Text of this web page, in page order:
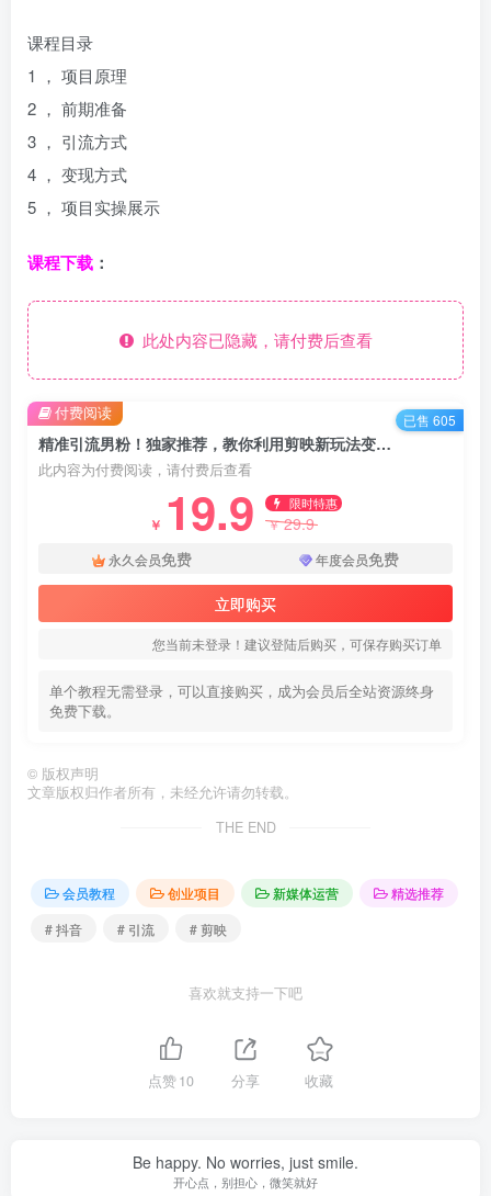
课程目录
1 ， 项目原理
2 ， 前期准备
3 ， 引流方式
4 ， 变现方式
5 ， 项目实操展示
课程下载 ：
此处内容已隐藏，请付费后查看
精准引流男粉！独家推荐，教你利用剪映新玩法变现私域
此内容为付费阅读，请付费后查看
￥ 19.9 限时特惠
￥29.9
永久会员免费 年度会员免费
立即购买
您当前未登录！建议登陆后购买，可保存购买订单
单个教程无需登录，可以直接购买，成为会员后全站资源终身
免费下载。
付费阅读 已售 605
© 版权声明
文章版权归作者所有，未经允许请勿转载。
THE END
会员教程 创业项目 新媒体运营
精选推荐
# 抖音
# 引流 # 剪映
喜欢就支持一下吧
点赞10 分享 收藏
Be happy. No worries, just smile.
开心点，别担心，微笑就好